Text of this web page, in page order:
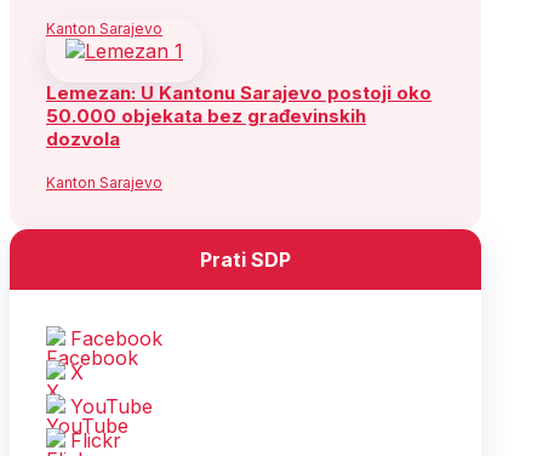
Kanton Sarajevo
Lemezan: U Kantonu Sarajevo postoji oko
50.000 objekata bez građevinskih
dozvola
Kanton Sarajevo
Prati SDP
Facebook
X
YouTube
Flickr